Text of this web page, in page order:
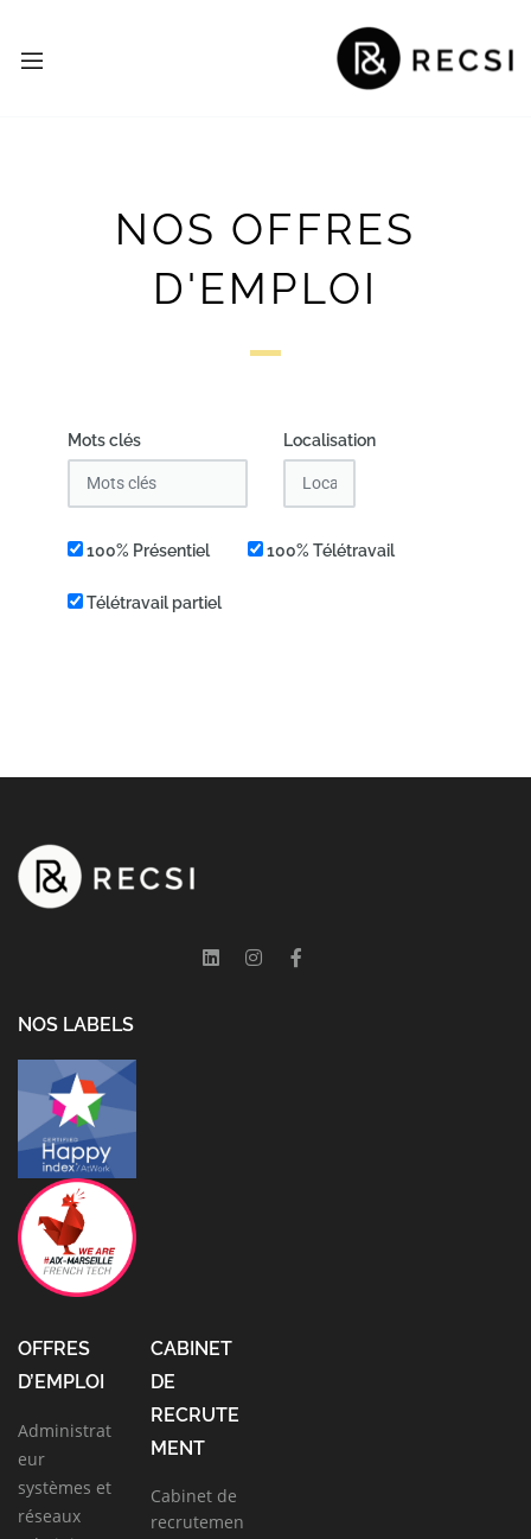
NOS OFFRES
D'EMPLOI
Mots clés Localisation
100% Présentiel 100% Télétravail
Télétravail partiel
NOS LABELS
OFFRES
D’EMPLOI
Administrat
eur
systèmes et
réseaux
CABINET
DE
RECRUTE
MENT
Cabinet de
recrutemen